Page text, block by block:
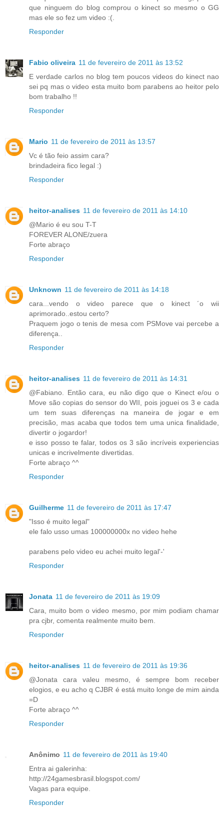
que ninguem do blog comprou o kinect so mesmo o GG
mas ele so fez um video :(.
Responder
Fabio oliveira 11 de fevereiro de 2011 às 13:52
E verdade carlos no blog tem poucos videos do kinect nao
sei pq mas o video esta muito bom parabens ao heitor pelo
bom trabalho !!
Responder
Mario 11 de fevereiro de 2011 às 13:57
Vc é tão feio assim cara?
brindadeira fico legal :)
Responder
heitor-analises 11 de fevereiro de 2011 às 14:10
@Mario é eu sou T-T
FOREVER ALONE/zuera
Forte abraço
Responder
Unknown 11 de fevereiro de 2011 às 14:18
cara...vendo o video parece que o kinect ´o wii
aprimorado..estou certo?
Praquem jogo o tenis de mesa com PSMove vai percebe a
diferença..
Responder
heitor-analises 11 de fevereiro de 2011 às 14:31
@Fabiano. Então cara, eu não digo que o Kinect e/ou o
Move são copias do sensor do WII, pois joguei os 3 e cada
um tem suas diferenças na maneira de jogar e em
precisão, mas acaba que todos tem uma unica finalidade,
divertir o jogardor!
e isso posso te falar, todos os 3 são incríveis experiencias
unicas e incrivelmente divertidas.
Forte abraço ^^
Responder
Guilherme 11 de fevereiro de 2011 às 17:47
"Isso é muito legal"
ele falo usso umas 100000000x no video hehe
parabens pelo video eu achei muito legal'-'
Responder
Jonata 11 de fevereiro de 2011 às 19:09
Cara, muito bom o video mesmo, por mim podiam chamar
pra cjbr, comenta realmente muito bem.
Responder
heitor-analises 11 de fevereiro de 2011 às 19:36
@Jonata cara valeu mesmo, é sempre bom receber
elogios, e eu acho q CJBR é está muito longe de mim ainda
=D
Forte abraço ^^
Responder
Anônimo 11 de fevereiro de 2011 às 19:40
Entra ai galerinha:
http://24gamesbrasil.blogspot.com/
Vagas para equipe.
Responder